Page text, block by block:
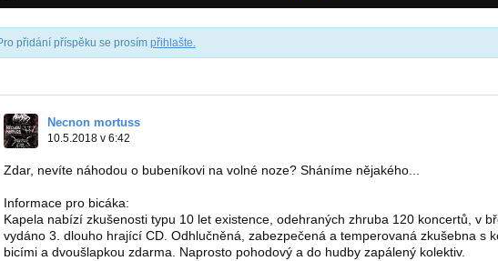
přidání příspěku se prosím přihlašte.
Necnon mortuss
10.5.2018 v 6:42
Zdar, nevíte náhodou o bubeníkovi na volné noze? Sháníme nějakého...
Informace pro bicáka:
Kapela nabízí zkušenosti typu 10 let existence, odehraných zhruba 120 koncertů, v
vydáno 3. dlouho hrající CD. Odhlučněná, zabezpečená a temperovaná zkušebna s
bicími a dvoušlapkou zdarma. Naprosto pohodový a do hudby zapálený kolektiv.